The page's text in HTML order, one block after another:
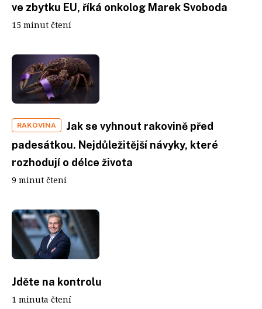
ve zbytku EU, říká onkolog Marek Svoboda
15 minut čtení
RAKOVINA
Jak se vyhnout rakovině před
padesátkou. Nejdůležitější návyky, které
rozhodují o délce života
9 minut čtení
Jděte na kontrolu
1 minuta čtení